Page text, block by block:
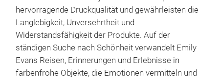
hervorragende Druckqualität und gewährleisten die
Langlebigkeit, Unversehrtheit und
Widerstandsfähigkeit der Produkte. Auf der
ständigen Suche nach Schönheit verwandelt Emily
Evans Reisen, Erinnerungen und Erlebnisse in
farbenfrohe Objekte, die Emotionen vermitteln und